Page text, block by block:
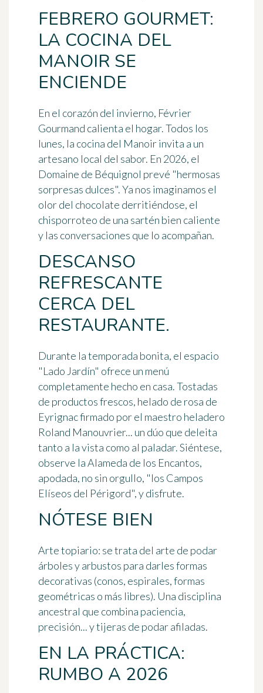
FEBRERO GOURMET:
LA COCINA DEL
MANOIR SE
ENCIENDE
En el corazón del invierno, Février
Gourmand calienta el hogar. Todos los
lunes, la cocina del Manoir invita a un
artesano local del sabor. En 2026, el
Domaine de Béquignol prevé "hermosas
sorpresas dulces". Ya nos imaginamos el
olor del chocolate derritiéndose, el
chisporroteo de una sartén bien caliente
y las conversaciones que lo acompañan.
DESCANSO
REFRESCANTE
CERCA DEL
RESTAURANTE.
Durante la temporada bonita, el espacio
"Lado Jardín" ofrece un menú
completamente hecho en casa. Tostadas
de productos frescos, helado de rosa de
Eyrignac firmado por el maestro heladero
Roland Manouvrier... un dúo que deleita
tanto a la vista como al paladar. Siéntese,
observe la Alameda de los Encantos,
apodada, no sin orgullo, "los Campos
Elíseos del Périgord", y disfrute.
NÓTESE BIEN
Arte topiario: se trata del arte de podar
árboles y arbustos para darles formas
decorativas (conos, espirales, formas
geométricas o más libres). Una disciplina
ancestral que combina paciencia,
precisión... y tijeras de podar afiladas.
EN LA PRÁCTICA:
RUMBO A 2026